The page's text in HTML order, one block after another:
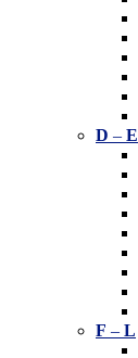
D – E
F – L